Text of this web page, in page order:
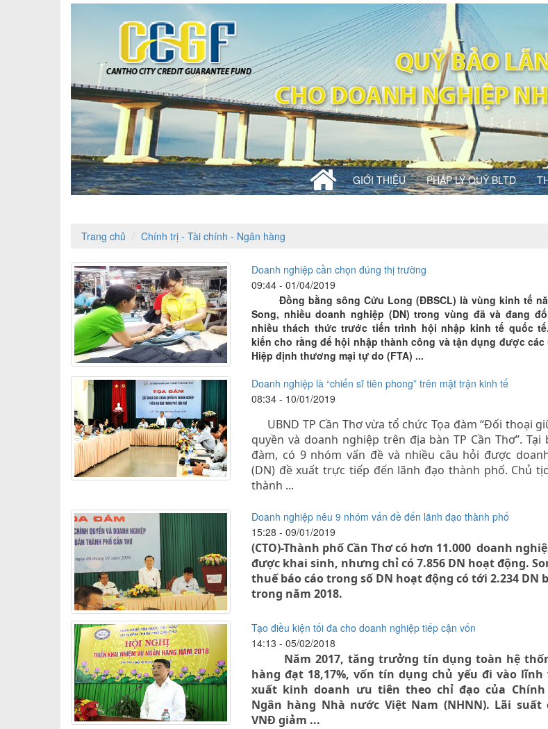
GIỚI THIỆU PHÁP LÝ QUỸ BLTD
Trang chủ Chính trị - Tài chính - Ngân hàng
Doanh nghiệp cần chọn đúng thị trường
09:44 - 01/04/2019
Đồng bằng sông Cửu Long (ĐBSCL) là vùng kinh tế
Song, nhiều doanh nghiệp (DN) trong vùng đã và đang
nhiều thách thức trước tiến trình hội nhập kinh tế quốc
kiến cho rằng để hội nhập thành công và tận dụng được
Hiệp định thương mại tự do (FTA) ...
Doanh nghiệp là “chiến sĩ tiên phong” trên mặt trận kinh tế
08:34 - 10/01/2019
UBND TP Cần Thơ vừa tổ chức Tọa đàm “Đối thoại
quyền và doanh nghiệp trên địa bàn TP Cần Thơ”. Tại
đàm, có 9 nhóm vấn đề và nhiều câu hỏi được
(DN) đề xuất trực tiếp đến lãnh đạo thành phố. Chủ
thành ...
Doanh nghiệp nêu 9 nhóm vấn đề đến lãnh đạo thành phố
15:28 - 09/01/2019
(CTO)-Thành phố Cần Thơ có hơn 11.000 doanh
được khai sinh, nhưng chỉ có 7.856 DN hoạt động.
thuế báo cáo trong số DN hoạt động có tới 2.234 DN
trong năm 2018.
Tạo điều kiện tối đa cho doanh nghiệp tiếp cận vốn
14:13 - 05/02/2018
Năm 2017, tăng trưởng tín dụng toàn hệ
hàng đạt 18,17%, vốn tín dụng chủ yếu đi vào lĩnh
xuất kinh doanh ưu tiên theo chỉ đạo của
Ngân hàng Nhà nước Việt Nam (NHNN). Lãi suất
VNĐ giảm ...